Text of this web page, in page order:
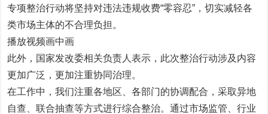
专项整治行动将坚持对违法违规收费“零容忍”，切实减轻各
类市场主体的不合理负担。
播放视频画中画
此外，国家发改委相关负责人表示，此次整治行动涉及内容
更加广泛，更加注重协同治理。
在工作中，我们注重各地区、各部门的协调配合，采取异地
自查、联合抽查等方式进行综合整治。通过市场监管、行业